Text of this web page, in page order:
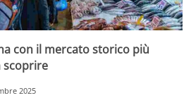
con il mercato storico più
scoprire
2025